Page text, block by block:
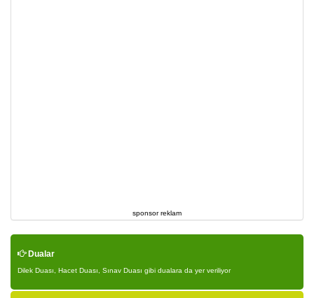
sponsor reklam
Dualar
Dilek Duası, Hacet Duası, Sınav Duası gibi dualara da yer veriliyor